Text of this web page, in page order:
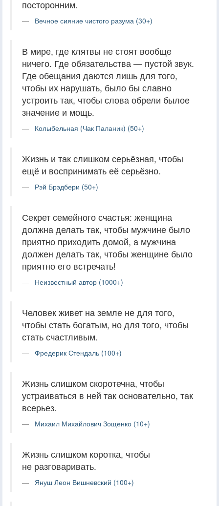
посторонним.
Вечное сияние чистого разума (30+)
В мире, где клятвы не стоят вообще
ничего. Где обязательства — пустой звук.
Где обещания даются лишь для того,
чтобы их нарушать, было бы славно
устроить так, чтобы слова обрели былое
значение и мощь.
Колыбельная (Чак Паланик) (50+)
Жизнь и так слишком серьёзная, чтобы
ещё и воспринимать её серьёзно.
Рэй Брэдбери (50+)
Секрет семейного счастья: женщина
должна делать так, чтобы мужчине было
приятно приходить домой, а мужчина
должен делать так, чтобы женщине было
приятно его встречать!
Неизвестный автор (1000+)
Человек живет на земле не для того,
чтобы стать богатым, но для того, чтобы
стать счастливым.
Фредерик Стендаль (100+)
Жизнь слишком скоротечна, чтобы
устраиваться в ней так основательно, так
всерьез.
Михаил Михайлович Зощенко (10+)
Жизнь слишком коротка, чтобы
не разговаривать.
Януш Леон Вишневский (100+)